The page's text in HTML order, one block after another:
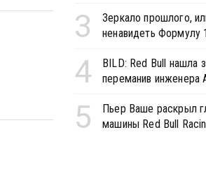
3
Зеркало прошлого,
ненавидеть Формулу
4
BILD: Red Bull нашла
переманив инженера
5
Пьер Ваше раскрыл
машины Red Bull